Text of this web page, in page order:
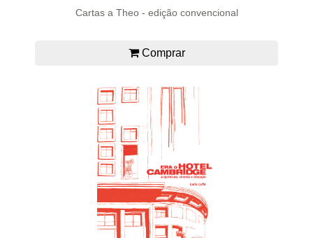
Cartas a Theo - edição convencional
Comprar